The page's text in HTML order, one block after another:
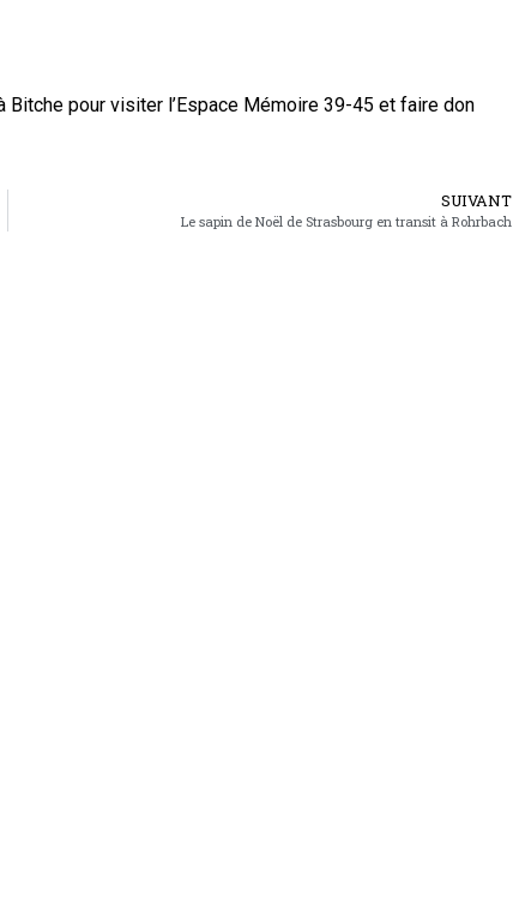
pour visiter l’Espace Mémoire 39-45 et faire don
SUIVANT
Le sapin de Noël de Strasbourg en transit à Rohrbach